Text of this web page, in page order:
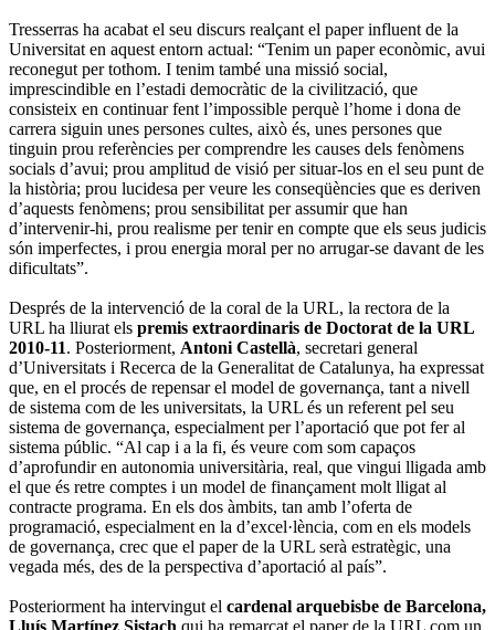
Tresserras ha acabat el seu discurs realçant el paper influent de la
Universitat en aquest entorn actual: “Tenim un paper econòmic, avui
reconegut per tothom. I tenim també una missió social,
imprescindible en l’estadi democràtic de la civilització, que
consisteix en continuar fent l’impossible perquè l’home i dona de
carrera siguin unes persones cultes, això és, unes persones que
tinguin prou referències per comprendre les causes dels fenòmens
socials d’avui; prou amplitud de visió per situar-los en el seu punt de
la història; prou lucidesa per veure les conseqüències que es deriven
d’aquests fenòmens; prou sensibilitat per assumir que han
d’intervenir-hi, prou realisme per tenir en compte que els seus judicis
són imperfectes, i prou energia moral per no arrugar-se davant de les
dificultats”.
Després de la intervenció de la coral de la URL, la rectora de la
URL ha lliurat els premis extraordinaris de Doctorat de la URL
2010-11. Posteriorment, Antoni Castellà, secretari general
d’Universitats i Recerca de la Generalitat de Catalunya, ha expressat
que, en el procés de repensar el model de governança, tant a nivell
de sistema com de les universitats, la URL és un referent pel seu
sistema de governança, especialment per l’aportació que pot fer al
sistema públic. “Al cap i a la fi, és veure com som capaços
d’aprofundir en autonomia universitària, real, que vingui lligada amb
el que és retre comptes i un model de finançament molt lligat al
contracte programa. En els dos àmbits, tan amb l’oferta de
programació, especialment en la d’excel·lència, com en els models
de governança, crec que el paper de la URL serà estratègic, una
vegada més, des de la perspectiva d’aportació al país”.
Posteriorment ha intervingut el cardenal arquebisbe de Barcelona,
Lluís Martínez Sistach qui ha remarcat el paper de la URL com un